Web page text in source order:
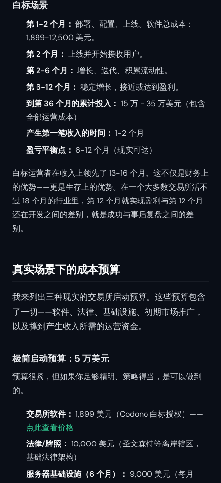
白标场景
第 1-2 个月： 部署、配置、上线。软件总成本：
1,899-12,500 美元。
第 2 个月： 上线并开始接收用户。
第 2-6 个月： 增长、迭代、积累流动性。
第 6-12 个月： 稳定增长，接近或达到盈利。
到第 36 个月的累计投入： 15 万 - 35 万美元（包含
全部运营成本）
产生第一笔收入的时间： 1-2 个月
盈亏平衡点： 6-12 个月（现实可达）
白标运营者在收入上领先了 13-16 个月。这不仅是财务上
的优势——更是生存上的优势。在一个大多数交易所活不
过 18 个月的行业里，第 12 个月就实现盈利与第 12 个月
还在开发之间的差别，就是成功与事后复盘之间的差
别。
真实场景下的成本预算
我来列出三种现实的交易所启动预算。这些预算包含
了一切——软件、法律、基础设施、初期市场推广，
以及撑到产生收入所需的运营资金。
极简启动预算：5 万美元
预算很紧，但如果你足够精明、策略得当，是可以做到
的。
交易所软件： 1,899 美元（Codono 白标授权）——
点此查看价格
法律/牌照： 10,000 美元（圣文森特等离岸辖区，
基础法律架构）
服务器基础设施（6 个月）： 9,000 美元（每月